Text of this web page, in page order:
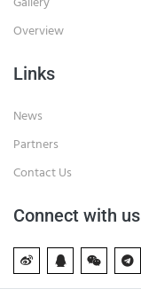
Overview
Links
News
Partners
Contact Us
Connect with us